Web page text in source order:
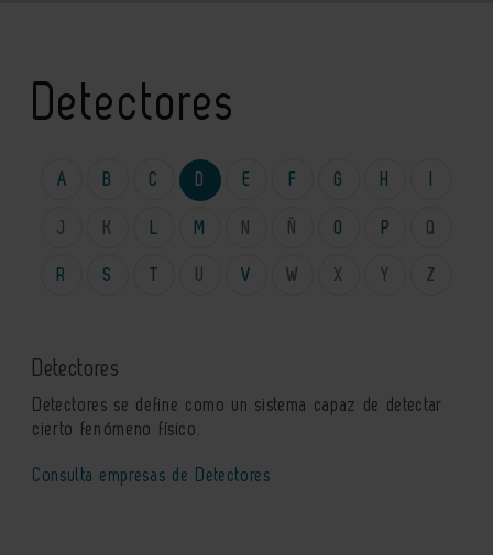
Detectores
A B C D E F G H
J K L M N Ñ O P Q
R S U V W X Y Z
Detectores
Detectores se define como un sistema capaz de detectar
cierto fenómeno físico.
Consulta empresas de Detectores